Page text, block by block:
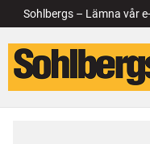
Sohlbergs – Lämna vår